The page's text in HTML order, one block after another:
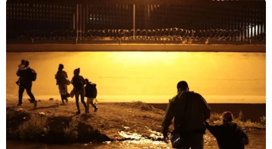
Quan hệ giữa hai bên bắt đầu xấu đi kể từ năm
2004 khi NATO thông qua quyết định tuần tra
không phận các nước Baltic./.
(TTXVN/Vietnam+)